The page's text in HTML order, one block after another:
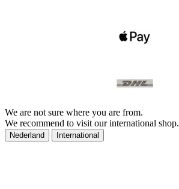
We are not sure where you are from.
We recommend to visit our international shop.
Nederland International